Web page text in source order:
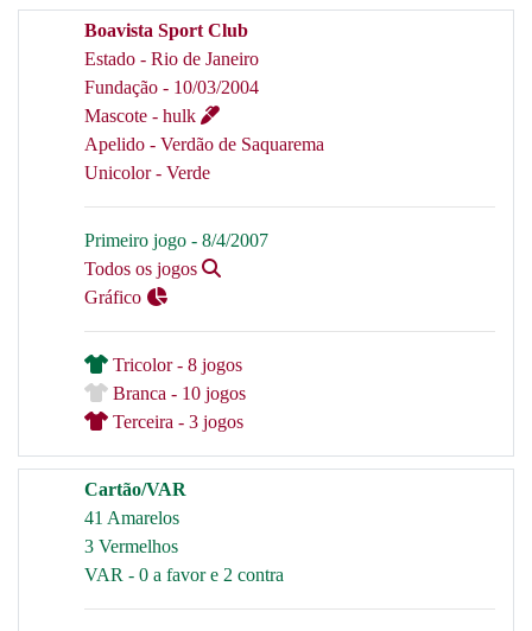
Boavista Sport Club
Estado - Rio de Janeiro
Fundação - 10/03/2004
Mascote - hulk
Apelido - Verdão de Saquarema
Unicolor - Verde
Primeiro jogo - 8/4/2007
Todos os jogos
Gráfico
Tricolor - 8 jogos
Branca - 10 jogos
Terceira - 3 jogos
Cartão/VAR
41 Amarelos
3 Vermelhos
VAR - 0 a favor e 2 contra